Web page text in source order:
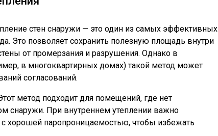
стен снаружи — это один из самых эффективных
Это позволяет сохранить полезную площадь внутри
от промерзания и разрушения. Однако в
в многоквартирных домах) такой метод может
согласований.
метод подходит для помещений, где нет
снаружи. При внутреннем утеплении важно
хорошей паропроницаемостью, чтобы избежать